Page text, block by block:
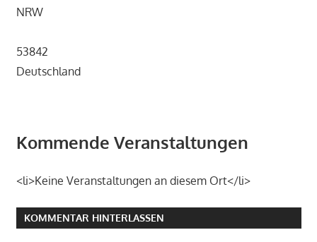
NRW
53842
Deutschland
Kommende Veranstaltungen
<li>Keine Veranstaltungen an diesem Ort</li>
KOMMENTAR HINTERLASSEN